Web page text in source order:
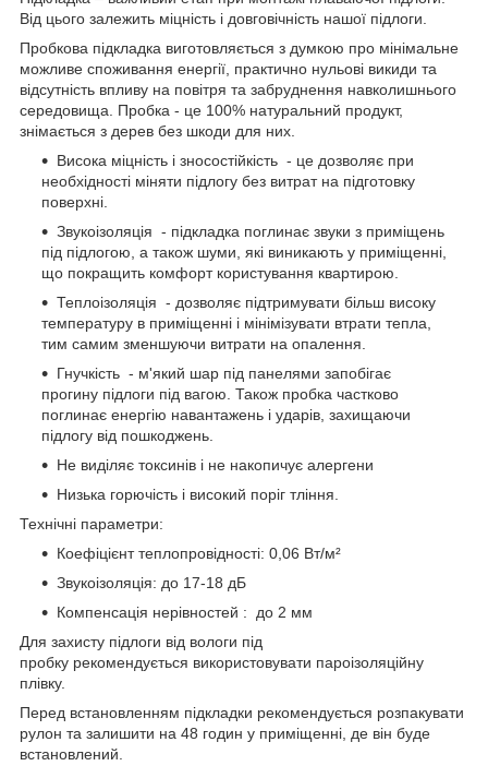
Від цього залежить міцність і довговічність нашої підлоги.
Пробкова підкладка виготовляється з думкою про мінімальне
можливе споживання енергії, практично нульові викиди та
відсутність впливу на повітря та забруднення навколишнього
середовища. Пробка - це 100% натуральний продукт,
знімається з дерев без шкоди для них.
Висока міцність і зносостійкість - це дозволяє при
необхідності міняти підлогу без витрат на підготовку
поверхні.
Звукоізоляція - підкладка поглинає звуки з приміщень
під підлогою, а також шуми, які виникають у приміщенні,
що покращить комфорт користування квартирою.
Теплоізоляція - дозволяє підтримувати більш високу
температуру в приміщенні і мінімізувати втрати тепла,
тим самим зменшуючи витрати на опалення.
Гнучкість - м'який шар під панелями запобігає
прогину підлоги під вагою. Також пробка частково
поглинає енергію навантажень і ударів, захищаючи
підлогу від пошкоджень.
Не виділяє токсинів і не накопичує алергени
Низька горючість і високий поріг тління.
Технічні параметри:
Коефіцієнт теплопровідності: 0,06 Вт/м²
Звукоізоляція: до 17-18 дБ
Компенсація нерівностей : до 2 мм
Для захисту підлоги від вологи під
пробку рекомендується використовувати пароізоляційну
плівку.
Перед встановленням підкладки рекомендується розпакувати
рулон та залишити на 48 годин у приміщенні, де він буде
встановлений.